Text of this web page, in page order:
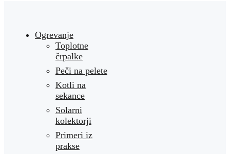
Ogrevanje
Toplotne
črpalke
Peči na pelete
Kotli na
sekance
Solarni
kolektorji
Primeri iz
prakse